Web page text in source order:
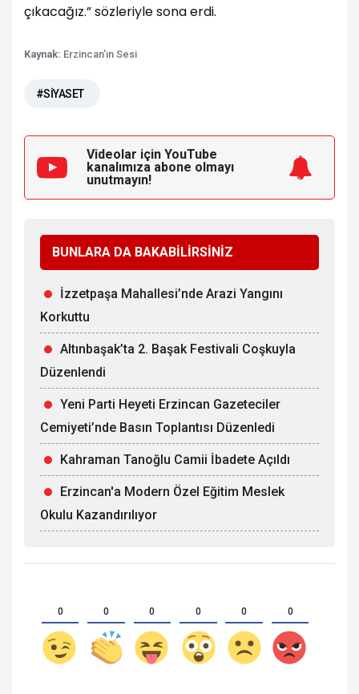
çıkacağız.” sözleriyle sona erdi.
Kaynak: Erzincan'ın Sesi
#SİYASET
Videolar için YouTube
kanalımıza abone olmayı
unutmayın!
BUNLARA DA BAKABİLİRSİNİZ
İzzetpaşa Mahallesi’nde Arazi Yangını
Korkuttu
Altınbaşak’ta 2. Başak Festivali Coşkuyla
Düzenlendi
Yeni Parti Heyeti Erzincan Gazeteciler
Cemiyeti’nde Basın Toplantısı Düzenledi
Kahraman Tanoğlu Camii İbadete Açıldı
Erzincan'a Modern Özel Eğitim Meslek
Okulu Kazandırılıyor
0 0 0 0 0 0